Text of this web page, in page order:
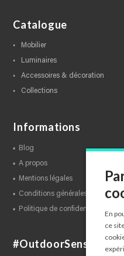
Catalogue
mobilier
luminaires
accessoires & décoration
collections
Informations
blog
a propos
mentions légales
conditions générales de ventes
politique de confidentialité
#OutdoorSensations
En
ce